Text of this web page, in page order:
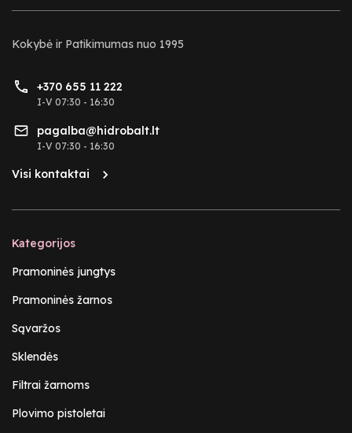
Kokybė ir Patikimumas nuo 1995
+370 655 11 222
I-V 07:30 - 16:30
pagalba@hidrobalt.lt
I-V 07:30 - 16:30
Visi kontaktai
Kategorijos
Pramoninės jungtys
Pramoninės žarnos
Sąvaržos
Sklendės
Filtrai žarnoms
Plovimo pistoletai